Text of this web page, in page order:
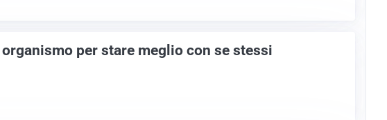
organismo per stare meglio con se stessi